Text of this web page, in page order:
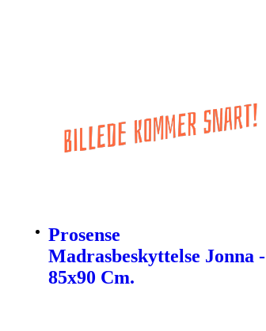
Prosense
Madrasbeskyttelse Jonna -
85x90 Cm.